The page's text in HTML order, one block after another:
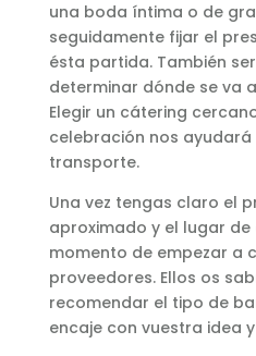
una boda íntima o de
seguidamente fijar el
ésta partida. También
determinar dónde se va
Elegir un cátering
celebración nos
transporte.
Una vez tengas claro el
aproximado y el lugar
momento de empezar a
proveedores. Ellos os
recomendar el tipo de
encaje con vuestra idea